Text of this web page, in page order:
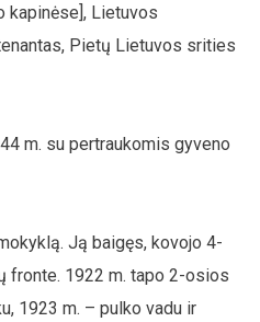
kapinėse], Lietuvos
Pietų Lietuvos srities
m. su pertraukomis gyveno
Ją baigęs, kovojo 4-
fronte. 1922 m. tapo 2-osios
1923 m. – pulko vadu ir